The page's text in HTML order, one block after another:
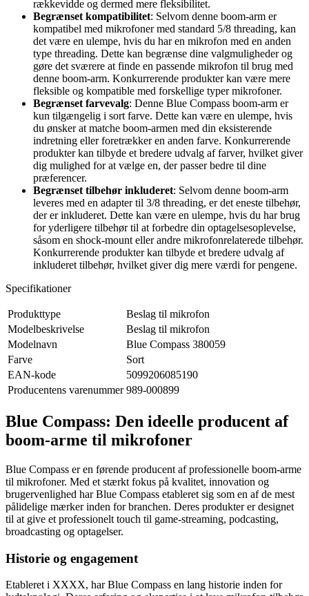
rækkevidde og dermed mere fleksibilitet.
Begrænset kompatibilitet: Selvom denne boom-arm er
kompatibel med mikrofoner med standard 5/8 threading, kan
det være en ulempe, hvis du har en mikrofon med en anden
type threading. Dette kan begrænse dine valgmuligheder og
gøre det sværere at finde en passende mikrofon til brug med
denne boom-arm. Konkurrerende produkter kan være mere
fleksible og kompatible med forskellige typer mikrofoner.
Begrænset farvevalg: Denne Blue Compass boom-arm er
kun tilgængelig i sort farve. Dette kan være en ulempe, hvis
du ønsker at matche boom-armen med din eksisterende
indretning eller foretrækker en anden farve. Konkurrerende
produkter kan tilbyde et bredere udvalg af farver, hvilket giver
dig mulighed for at vælge en, der passer bedre til dine
præferencer.
Begrænset tilbehør inkluderet: Selvom denne boom-arm
leveres med en adapter til 3/8 threading, er det eneste tilbehør,
der er inkluderet. Dette kan være en ulempe, hvis du har brug
for yderligere tilbehør til at forbedre din optagelsesoplevelse,
såsom en shock-mount eller andre mikrofonrelaterede tilbehør.
Konkurrerende produkter kan tilbyde et bredere udvalg af
inkluderet tilbehør, hvilket giver dig mere værdi for pengene.
Specifikationer
Produkttype
Beslag til mikrofon
Modelbeskrivelse
Beslag til mikrofon
Modelnavn
Blue Compass 380059
Farve
Sort
EAN-kode
5099206085190
Producentens varenummer 989-000899
Blue Compass: Den ideelle producent af
boom-arme til mikrofoner
Blue Compass er en førende producent af professionelle boom-arme
til mikrofoner. Med et stærkt fokus på kvalitet, innovation og
brugervenlighed har Blue Compass etableret sig som en af ​​de mest
pålidelige mærker inden for branchen. Deres produkter er designet
til at give et professionelt touch til game-streaming, podcasting,
broadcasting og optagelser.
Historie og engagement
Etableret i XXXX, har Blue Compass en lang historie inden for